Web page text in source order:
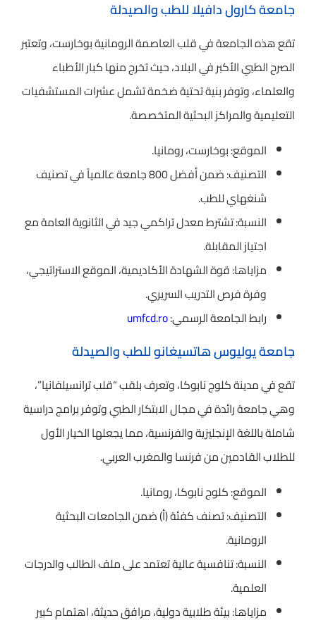
جامعة كارول دافيلا للطب والصيدلة
تقع هذه الجامعة في قلب العاصمة الرومانية بوخارست، وتعتبر
الصرح الطبي الأكبر في البلاد، حيث تخرج منها كبار الأطباء
والعلماء، وتوفر بنية تحتية ضخمة تشمل عشرات المستشفيات
التعليمية والمراكز البحثية المتخصصة.
الموقع: بوخارست، رومانيا.
التصنيف: ضمن أفضل 800 جامعة عالمياً في تصنيف
شنغهاي للطب.
النسبة: تشترط معدل تراكمي جيد في الثانوية العامة مع
اجتياز المقابلة.
مزاياها: قوة الشهادة الأكاديمية، الموقع الاستراتيجي،
وفرة فرص التدريب السريري.
رابط الجامعة الرسمي:umfcd.ro
جامعة يوليوس هاتسيغانو للطب والصيدلة
تقع في مدينة كلوج نابوكا، وتعرف بلقب “قلب ترانسيلفانيا”،
وهي جامعة رائدة في مجال الابتكار الطبي وتوفر برامج دراسية
شاملة باللغة الإنجليزية والفرنسية، مما يجعلها الخيار الأول
للطلاب القادمين من فرنسا والمغرب العربي.
الموقع: كلوج نابوكا، رومانيا.
التصنيف: تصنف كفئة (أ) ضمن الجامعات البحثية
الرومانية.
النسبة: تنافسية عالية تعتمد على ملف الطالب والدرجات
العلمية.
مزاياها: بيئة طلابية دولية، مرافق حديثة، اهتمام كبير